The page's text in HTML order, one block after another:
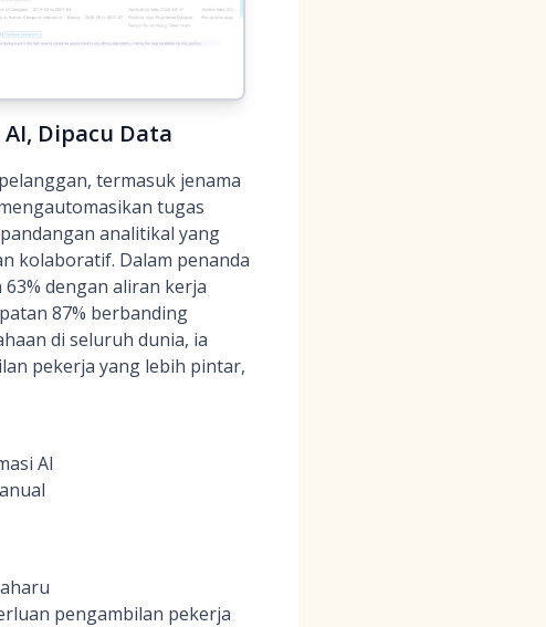
Dipacu Data
termasuk jenama
tugas
analitikal yang
kolaboratif. Dalam penanda
dengan aliran kerja
87% berbanding
di seluruh dunia, ia
pekerja yang lebih pintar,
AI
pengambilan pekerja